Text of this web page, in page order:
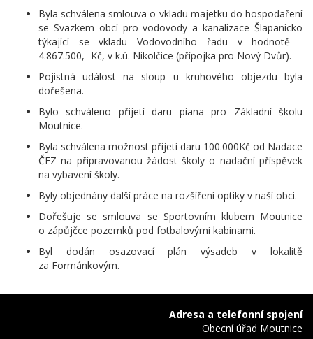
Byla schválena smlouva o vkladu majetku do hospodaření
se Svazkem obcí pro vodovody a kanalizace Šlapanicko
týkající se vkladu Vodovodního řadu v hodnotě
4.867.500,- Kč, v k.ú. Nikolčice (přípojka pro Nový Dvůr).
Pojistná událost na sloup u kruhového objezdu byla
dořešena.
Bylo schváleno přijetí daru piana pro Základní školu
Moutnice.
Byla schválena možnost přijetí daru 100.000Kč od Nadace
ČEZ na připravovanou žádost školy o nadační příspěvek
na vybavení školy.
Byly objednány další práce na rozšíření optiky v naší obci.
Dořešuje se smlouva se Sportovním klubem Moutnice
o zápůjčce pozemků pod fotbalovými kabinami.
Byl dodán osazovací plán výsadeb v lokalitě
za Formánkovým.
Adresa a telefonní spojení
Obecní úřad Moutnice